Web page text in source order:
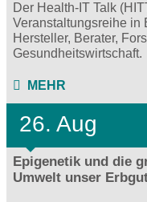
Der Health-IT Talk
Veranstaltungsreihe in
Hersteller, Berater,
Gesundheitswirtschaft.
MEHR
26. Aug
Epigenetik und die
Umwelt unser